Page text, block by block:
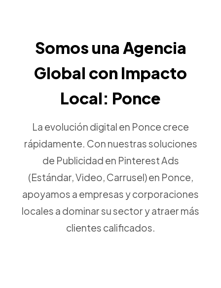
Somos una Agencia
Global con Impacto
Local: Ponce
La evolución digital en Ponce crece
rápidamente. Con nuestras soluciones
de Publicidad en Pinterest Ads
(Estándar, Video, Carrusel) en Ponce,
apoyamos a empresas y corporaciones
locales a dominar su sector y atraer más
clientes calificados.